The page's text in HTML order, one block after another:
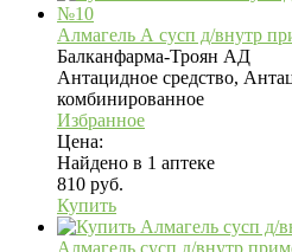
Алмагель А сусп д/внутр
Балканфарма-Троян АД
Антацидное средство,
комбинированное
Избранное
Цена:
Найдено в 1 аптеке
810 руб.
Купить